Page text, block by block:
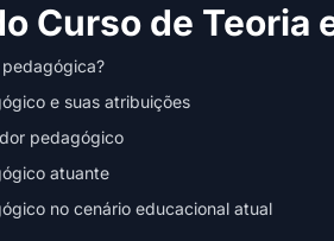
Curso de Teoria
e suas atribuições
pedagógico
atuante
no cenário educacional atual